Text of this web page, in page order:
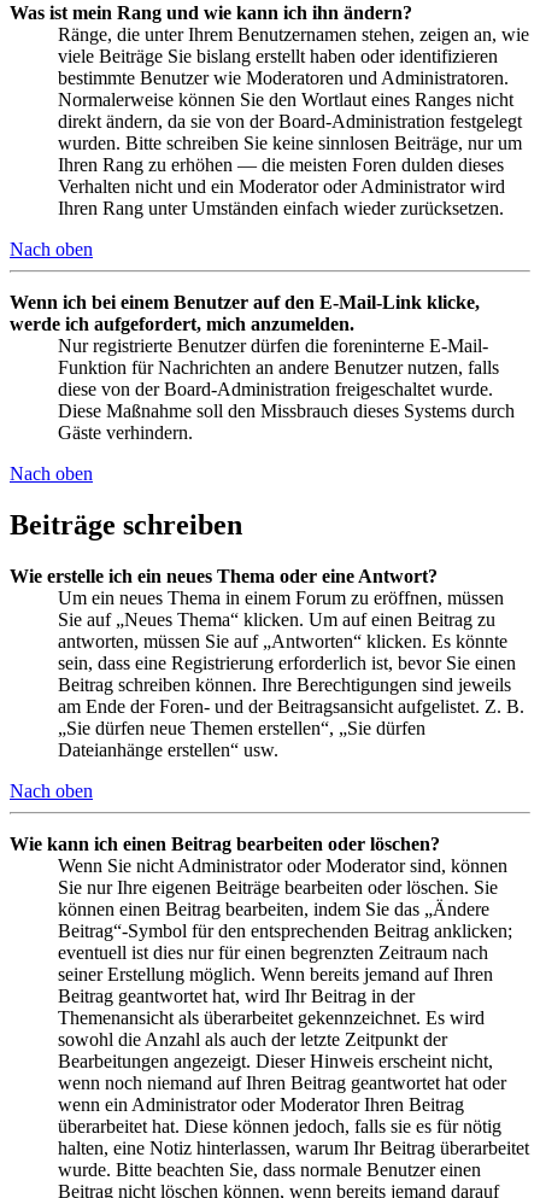
Was ist mein Rang und wie kann ich ihn ändern?
Ränge, die unter Ihrem Benutzernamen stehen, zeigen an, wie
viele Beiträge Sie bislang erstellt haben oder identifizieren
bestimmte Benutzer wie Moderatoren und Administratoren.
Normalerweise können Sie den Wortlaut eines Ranges nicht
direkt ändern, da sie von der Board-Administration festgelegt
wurden. Bitte schreiben Sie keine sinnlosen Beiträge, nur um
Ihren Rang zu erhöhen — die meisten Foren dulden dieses
Verhalten nicht und ein Moderator oder Administrator wird
Ihren Rang unter Umständen einfach wieder zurücksetzen.
Nach oben
Wenn ich bei einem Benutzer auf den E-Mail-Link klicke,
werde ich aufgefordert, mich anzumelden.
Nur registrierte Benutzer dürfen die foreninterne E-Mail-
Funktion für Nachrichten an andere Benutzer nutzen, falls
diese von der Board-Administration freigeschaltet wurde.
Diese Maßnahme soll den Missbrauch dieses Systems durch
Gäste verhindern.
Nach oben
Beiträge schreiben
Wie erstelle ich ein neues Thema oder eine Antwort?
Um ein neues Thema in einem Forum zu eröffnen, müssen
Sie auf „Neues Thema“ klicken. Um auf einen Beitrag zu
antworten, müssen Sie auf „Antworten“ klicken. Es könnte
sein, dass eine Registrierung erforderlich ist, bevor Sie einen
Beitrag schreiben können. Ihre Berechtigungen sind jeweils
am Ende der Foren- und der Beitragsansicht aufgelistet. Z. B.
„Sie dürfen neue Themen erstellen“, „Sie dürfen
Dateianhänge erstellen“ usw.
Nach oben
Wie kann ich einen Beitrag bearbeiten oder löschen?
Wenn Sie nicht Administrator oder Moderator sind, können
Sie nur Ihre eigenen Beiträge bearbeiten oder löschen. Sie
können einen Beitrag bearbeiten, indem Sie das „Ändere
Beitrag“-Symbol für den entsprechenden Beitrag anklicken;
eventuell ist dies nur für einen begrenzten Zeitraum nach
seiner Erstellung möglich. Wenn bereits jemand auf Ihren
Beitrag geantwortet hat, wird Ihr Beitrag in der
Themenansicht als überarbeitet gekennzeichnet. Es wird
sowohl die Anzahl als auch der letzte Zeitpunkt der
Bearbeitungen angezeigt. Dieser Hinweis erscheint nicht,
wenn noch niemand auf Ihren Beitrag geantwortet hat oder
wenn ein Administrator oder Moderator Ihren Beitrag
überarbeitet hat. Diese können jedoch, falls sie es für nötig
halten, eine Notiz hinterlassen, warum Ihr Beitrag überarbeitet
wurde. Bitte beachten Sie, dass normale Benutzer einen
Beitrag nicht löschen können, wenn bereits jemand darauf